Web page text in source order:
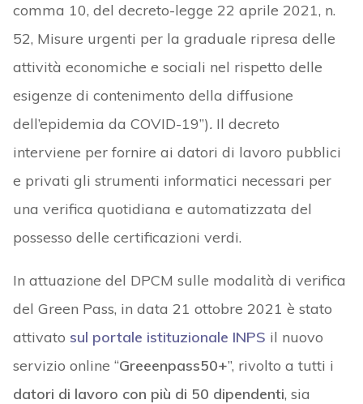
comma 10, del decreto-legge 22 aprile 2021, n.
52, Misure urgenti per la graduale ripresa delle
attività economiche e sociali nel rispetto delle
esigenze di contenimento della diffusione
dell’epidemia da COVID-19”).Il decreto
interviene per fornire ai datori di lavoro pubblici
e privati gli strumenti informatici necessari per
una verifica quotidiana e automatizzata del
possesso delle certificazioni verdi.
In attuazione del DPCM sulle modalità di verifica
del Green Pass, in data 21 ottobre 2021 è stato
attivato sul portale istituzionale INPS il nuovo
servizio online “Greeenpass50+”, rivolto a tutti i
datori di lavoro con più di 50 dipendenti, sia